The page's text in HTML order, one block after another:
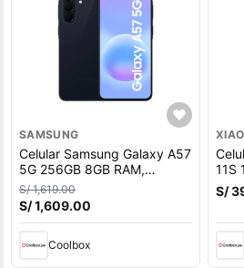
SAMSUNG
Celular Samsung Galaxy A57
5G 256GB 8GB RAM,
cámara trasera 50MP y
frontal 12MP, 6.7"", azul
oscuro
S/ 1,619.00
S/ 1,609.00
Coolbox
11S
S/